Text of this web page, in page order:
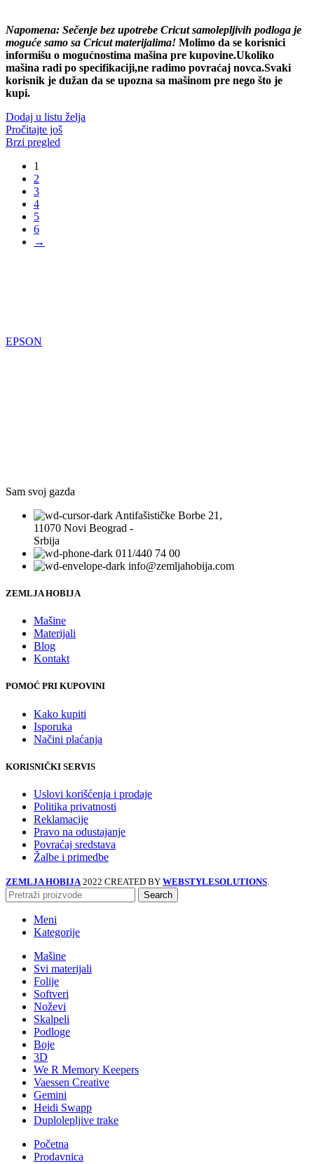
Napomena: Sečenje bez upotrebe Cricut samolepljivih podloga je
moguće samo sa Cricut materijalima! Molimo da se korisnici
informišu o mogućnostima mašina pre kupovine.Ukoliko
mašina radi po specifikaciji,ne radimo povraćaj novca.Svaki
korisnik je dužan da se upozna sa mašinom pre nego što je
kupi.
Dodaj u listu želja
Pročitajte još
Brzi pregled
1
2
3
4
5
6
→
EPSON
Sam svoj gazda
Antifašističke Borbe 21,
11070 Novi Beograd -
Srbija
011/440 74 00
info@zemljahobija.com
ZEMLJA HOBIJA
Mašine
Materijali
Blog
Kontakt
POMOĆ PRI KUPOVINI
Kako kupiti
Isporuka
Načini plaćanja
KORISNIČKI SERVIS
Uslovi korišćenja i prodaje
Politika privatnosti
Reklamacije
Pravo na odustajanje
Povraćaj sredstava
Žalbe i primedbe
ZEMLJA HOBIJA 2022 CREATED BY WEBSTYLESOLUTIONS.
Search
Meni
Kategorije
Mašine
Svi materijali
Folije
Softveri
Noževi
Skalpeli
Podloge
Boje
3D
We R Memory Keepers
Vaessen Creative
Gemini
Heidi Swapp
Duplolepljive trake
Početna
Prodavnica